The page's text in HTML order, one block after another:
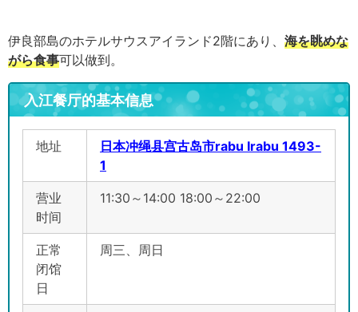
伊良部島のホテルサウスアイランド2階にあり、 海を眺めな
がら食事可以做到。
入江餐厅的基本信息
地址
日本冲绳县宫古岛市rabu Irabu 1493-
1
营业
时间
11:30～14:00 18:00～22:00
正常
闭馆
日
周三、周日